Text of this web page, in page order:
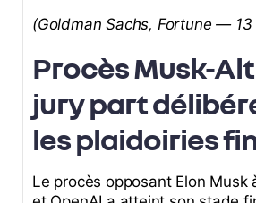
(Goldman Sachs, Fortune —
Procès Musk-
jury part
les plaidoiries
Le procès opposant Elon Musk